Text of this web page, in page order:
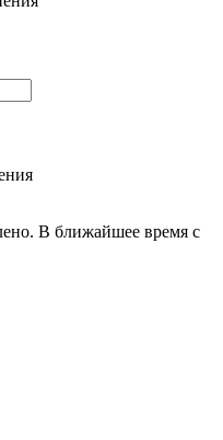
В ближайшее время с